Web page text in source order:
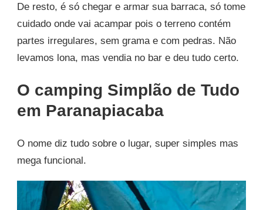
De resto, é só chegar e armar sua barraca, só tome
cuidado onde vai acampar pois o terreno contém
partes irregulares, sem grama e com pedras. Não
levamos lona, mas vendia no bar e deu tudo certo.
O camping Simplão de Tudo
em Paranapiacaba
O nome diz tudo sobre o lugar, super simples mas
mega funcional.